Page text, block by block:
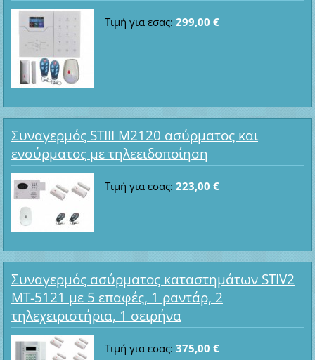
Τιμή για εσας: 299,00 €
Συναγερμός STIII M2120 ασύρματος και
ενσύρματος με τηλεειδοποίηση
Τιμή για εσας: 223,00 €
Συναγερμός ασύρματος καταστημάτων STIV2
MT-5121 με 5 επαφές, 1 ραντάρ, 2
τηλεχειριστήρια, 1 σειρήνα
Τιμή για εσας: 375,00 €